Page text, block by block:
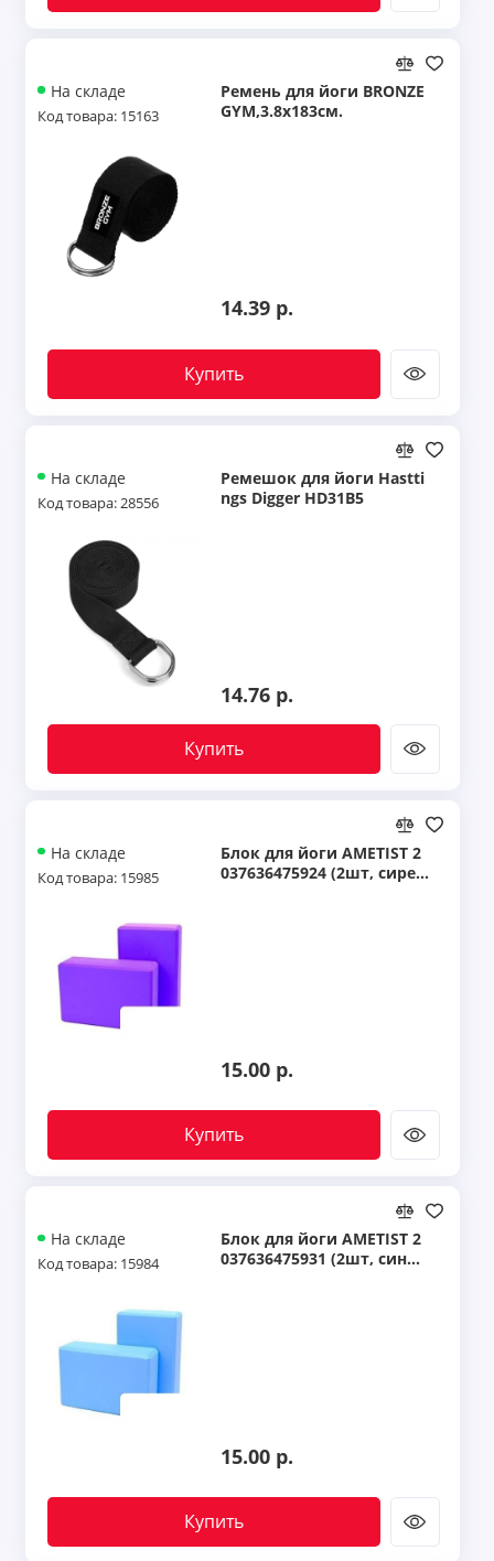
На складе
Код товара: 15163
Ремень для йоги BRONZE
GYM,3.8x183см.
14.39 р.
Купить
На складе
Код товара: 28556
Ремешок для йоги Hastti
ngs Digger HD31B5
14.76 р.
Купить
На складе
Код товара: 15985
Блок для йоги AMETIST 2
037636475924 (2шт, сирен
15.00 р.
Купить
На складе
Код товара: 15984
Блок для йоги AMETIST 2
037636475931 (2шт, сини
15.00 р.
Купить